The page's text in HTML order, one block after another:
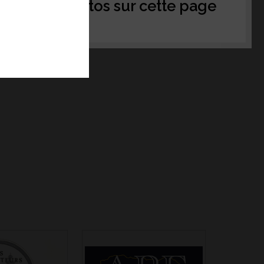
vos photos sur cette page